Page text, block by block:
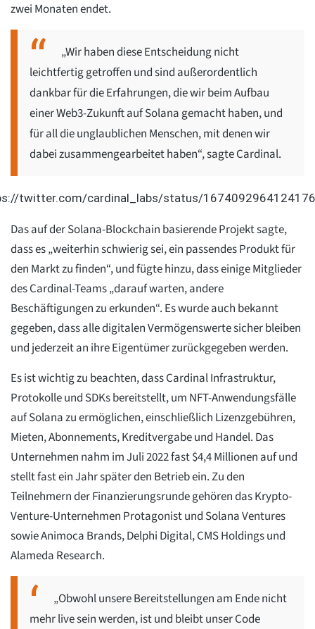
zwei Monaten endet.
„Wir haben diese Entscheidung nicht
leichtfertig getroffen und sind außerordentlich
dankbar für die Erfahrungen, die wir beim Aufbau
einer Web3-Zukunft auf Solana gemacht haben, und
für all die unglaublichen Menschen, mit denen wir
dabei zusammengearbeitet haben“, sagte Cardinal.
twitter.com/cardinal_labs/status/
Das auf der Solana-Blockchain basierende Projekt sagte,
dass es „weiterhin schwierig sei, ein passendes Produkt für
den Markt zu finden“, und fügte hinzu, dass einige Mitglieder
des Cardinal-Teams „darauf warten, andere
Beschäftigungen zu erkunden“. Es wurde auch bekannt
gegeben, dass alle digitalen Vermögenswerte sicher bleiben
und jederzeit an ihre Eigentümer zurückgegeben werden.
Es ist wichtig zu beachten, dass Cardinal Infrastruktur,
Protokolle und SDKs bereitstellt, um NFT-Anwendungsfälle
auf Solana zu ermöglichen, einschließlich Lizenzgebühren,
Mieten, Abonnements, Kreditvergabe und Handel. Das
Unternehmen nahm im Juli 2022 fast $4,4 Millionen auf und
stellt fast ein Jahr später den Betrieb ein. Zu den
Teilnehmern der Finanzierungsrunde gehören das Krypto-
Venture-Unternehmen Protagonist und Solana Ventures
sowie Animoca Brands, Delphi Digital, CMS Holdings und
Alameda Research.
„Obwohl unsere Bereitstellungen am Ende nicht
mehr live sein werden, ist und bleibt unser Code